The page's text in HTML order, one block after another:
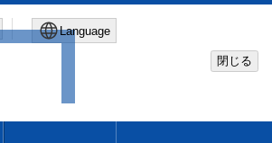
Language
閉じる